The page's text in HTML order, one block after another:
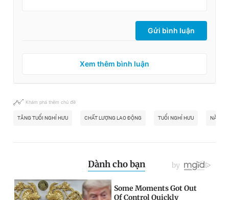
Gửi bình luận
Xem thêm bình luận
Khám phá thêm chủ đề
TĂNG TUỔI NGHỈ HƯU CHẤT LƯỢNG LAO ĐỘNG TUỔI NGHỈ HƯU NĂNG